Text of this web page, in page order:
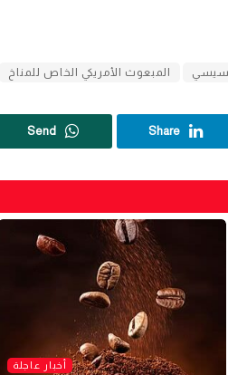
المبعوث الأمريكي الخاص للمناخ
Share
Send
أخبار عاجلة